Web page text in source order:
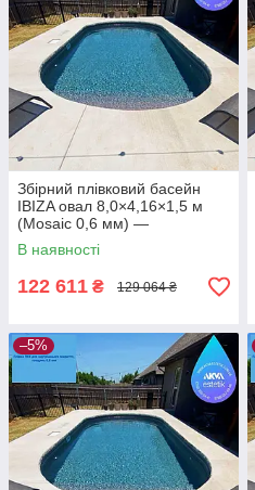
Збірний плівковий басейн
IBIZA овал 8,0×4,16×1,5 м
(Mosaic 0,6 мм) —
стаціонарний басейн під
встановлення в котлован
В наявності
122 611 ₴ 129 064 ₴
–5%